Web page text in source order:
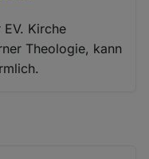
Kirche
Theologie, kann